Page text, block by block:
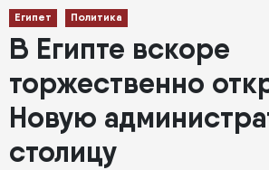
Египет Политика
В Египте вскоре
торжественно
Новую
столицу